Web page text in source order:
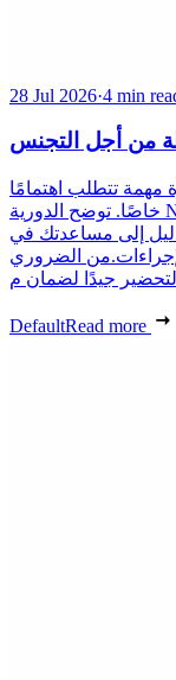
28 Jul 2026·4 min
من أجل التجنس
مهمة تتطلب اهتمامًا
خاصًا. توضح الدورية NOR INTK2513256J بتاريخ 2 مايو 2025
إلى مساعدتك في
الضروري
DefaultRead more